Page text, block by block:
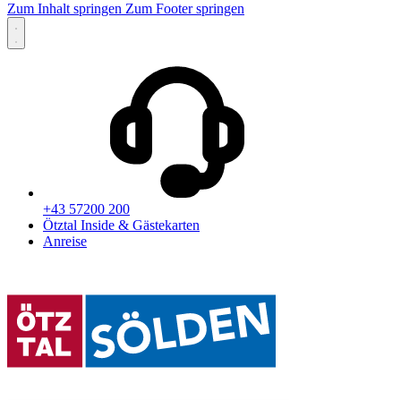
Zum Inhalt springen Zum Footer springen
+43 57200 200
Ötztal Inside & Gästekarten
Anreise